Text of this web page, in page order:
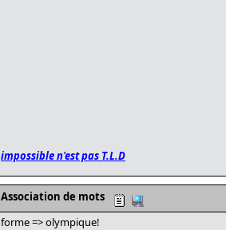
impossible n'est pas T.L.D
Association de mots
forme => olympique!